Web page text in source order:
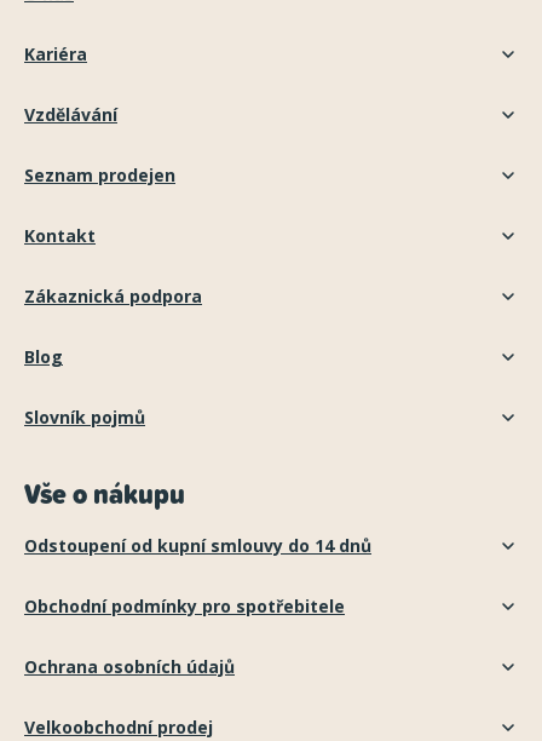
Kariéra
Vzdělávání
Seznam prodejen
Kontakt
Zákaznická podpora
Blog
Slovník pojmů
Vše o nákupu
Odstoupení od kupní smlouvy do 14 dnů
Obchodní podmínky pro spotřebitele
Ochrana osobních údajů
Velkoobchodní prodej